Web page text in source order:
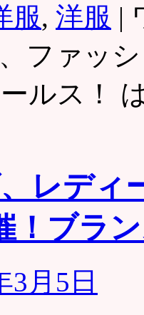
服, 洋服 |
ファッ
ルス！
レディ
！ブラ
3月5日